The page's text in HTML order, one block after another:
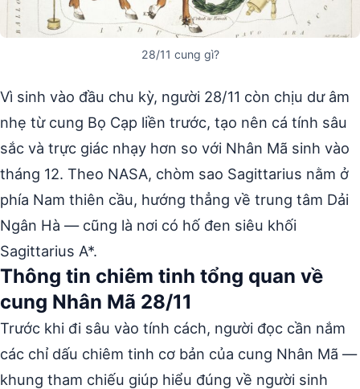
28/11 cung gì?
Vì sinh vào đầu chu kỳ, người 28/11 còn chịu dư âm
nhẹ từ cung Bọ Cạp liền trước, tạo nên cá tính sâu
sắc và trực giác nhạy hơn so với Nhân Mã sinh vào
tháng 12. Theo NASA, chòm sao Sagittarius nằm ở
phía Nam thiên cầu, hướng thẳng về trung tâm Dải
Ngân Hà — cũng là nơi có hố đen siêu khối
Sagittarius A*.
Thông tin chiêm tinh tổng quan về
cung Nhân Mã 28/11
Trước khi đi sâu vào tính cách, người đọc cần nắm
các chỉ dấu chiêm tinh cơ bản của cung Nhân Mã —
khung tham chiếu giúp hiểu đúng về người sinh